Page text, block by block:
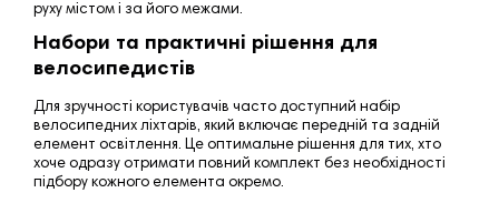
руху містом і за його межами.
Набори та практичні рішення для
велосипедистів
Для зручності користувачів часто доступний набір
велосипедних ліхтарів, який включає передній та задній
елемент освітлення. Це оптимальне рішення для тих, хто
хоче одразу отримати повний комплект без необхідності
підбору кожного елемента окремо.